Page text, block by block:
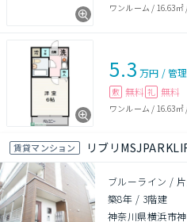
ワンルーム / 16.63㎡
5.3 万円 /管
敷 無料 礼 無料
ワンルーム / 16.63㎡
賃貸マンション リブリ
ブルーライン /
築8年 / 3階建
神奈川県横浜市